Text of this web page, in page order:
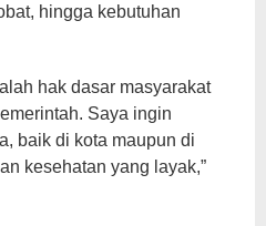
hingga kebutuhan
hak dasar masyarakat
Saya ingin
baik di kota maupun di
kesehatan yang layak,”